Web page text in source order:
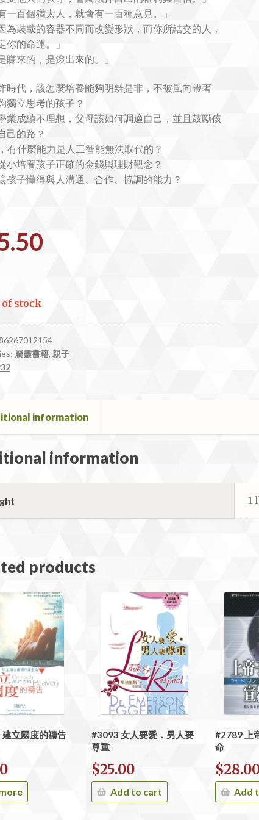
一百個猶太人，就會有一百種意見。」
為裝載的容器不同而改變形狀，而你所結交的人，
你的命運。」
賺來的，是滾出來的。」
時代，該怎麼培養能夠明辨是非，不被風向帶著
獨立思考的孩子？
業成績不理想，父母該如何調適自己，並且鼓勵孩
己的路？
有什麼能力是人工智能無法取代的？
小培養孩子正確的金錢與理財觀念？
孩子懂得與人溝通、合作、協調的能力？
of stock
屬靈書籍, 親子
information
information
1
products
立國度的禱告
#3093 女人要愛．男人要
尊重
$25.00
Add to cart
#2789 上
命
$
Add